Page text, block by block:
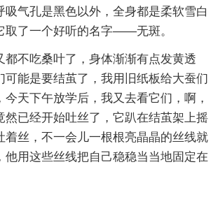
吸气孔是黑色以外，全身都是柔软雪白
取了一个好听的名字——无斑。
都不吃桑叶了，身体渐渐有点发黄透
可能是要结茧了，我用旧纸板给大蚕们
天下午放学后，我又去看它们，啊，
然已经开始吐丝了，它趴在结茧架上摇
着丝，不一会儿一根根亮晶晶的丝线就
他用这些丝线把自己稳稳当当地固定在